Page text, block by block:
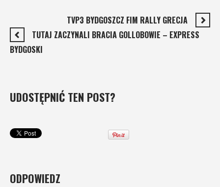
TVP3 BYDGOSZCZ FIM RALLY GRECJA
TUTAJ ZACZYNALI BRACIA GOLLOBOWIE – EXPRESS
BYDGOSKI
UDOSTĘPNIĆ TEN POST?
ODPOWIEDZ